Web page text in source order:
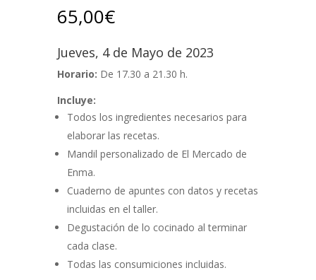
65,00€
Jueves, 4 de Mayo de 2023
Horario: De 17.30 a 21.30 h.
Incluye:
Todos los ingredientes necesarios para
elaborar las recetas.
Mandil personalizado de El Mercado de
Enma.
Cuaderno de apuntes con datos y recetas
incluidas en el taller.
Degustación de lo cocinado al terminar
cada clase.
Todas las consumiciones incluidas.